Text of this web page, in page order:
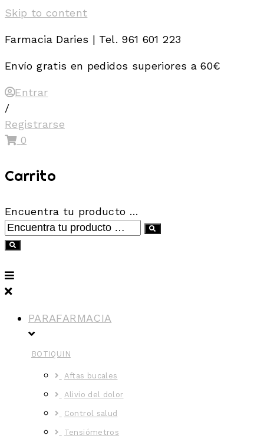
Skip to content
Farmacia Daries | Tel. 961 601 223
Envío gratis en pedidos superiores a 60€
Entrar
/
Registrarse
0
Carrito
Encuentra tu producto …
PARAFARMACIA
BOTIQUIN
Aftas bucales
Alivio del dolor
Control salud
Tensiómetros